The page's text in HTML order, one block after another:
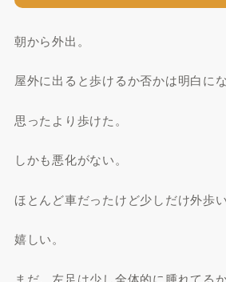
朝から外出。
屋外に出ると歩けるか否かは明白にな
思ったより歩けた。
しかも悪化がない。
ほとんど車だったけど少しだけ外歩い
嬉しい。
まだ、左足は少し全体的に腫れてる